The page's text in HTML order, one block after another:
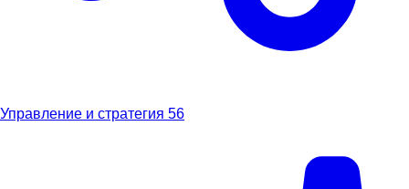
Управление и стратегия 56